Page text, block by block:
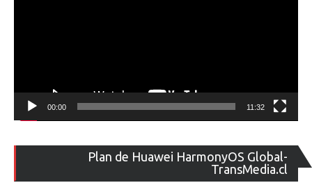
00:00 11:32
Plan de Huawei HarmonyOS Global-
TransMedia.cl
de